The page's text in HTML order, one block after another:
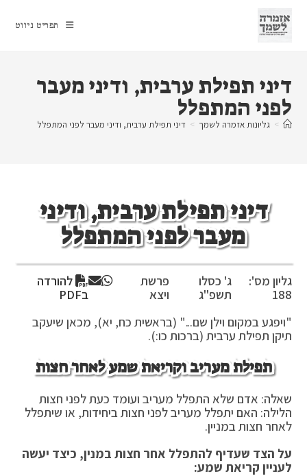
content
תפריט ניווט
דיני תפילת ערבית, ודיני מעבר
לפני המתפלל
> גליונות אזמרה לשמך > דיני תפילת ערבית, ודיני מעבר לפני המתפלל
דיני תפילת ערבית, ודיני
מעבר לפני המתפלל
גליון מס':
188
ג' כסלו
תשפ"ג
פרשת
ויצא
להורדה
בPDF
"ויפגע במקום וילן שם..." (בראשית כח, יא), מכאן שיעקב
תיקן תפילת ערבית (ברכות כו:).
תפילת מעריב וקריאת שמע לאחר חצות
שאלה: אדם שלא התפלל מעריב ועומד כעת לפני חצות
הלילה: האם יתפלל מעריב לפני חצות ביחידות, או שיתפלל
לאחר חצות במניין.
על הצד שעדיף להתפלל אחר חצות במנין, כיצד יעשה
לעניין קריאת שמע: